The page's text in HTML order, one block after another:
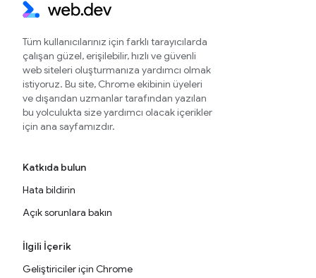
Tüm kullanıcılarınız için farklı tarayıcılarda
çalışan güzel, erişilebilir, hızlı ve güvenli
web siteleri oluşturmanıza yardımcı olmak
istiyoruz. Bu site, Chrome ekibinin üyeleri
ve dışarıdan uzmanlar tarafından yazılan
bu yolculukta size yardımcı olacak içerikler
için ana sayfamızdır.
Katkıda bulun
Hata bildirin
Açık sorunlara bakın
İlgili İçerik
Geliştiriciler için Chrome